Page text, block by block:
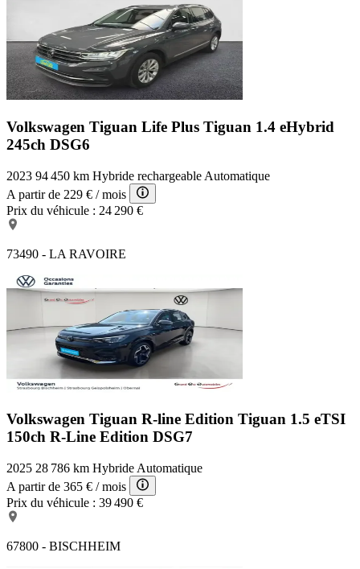
Volkswagen Tiguan Life Plus Tiguan 1.4 eHybrid
245ch DSG6
2023 94 450 km Hybride rechargeable Automatique
A partir de 229 € / mois
Prix du véhicule : 24 290 €
73490 - LA RAVOIRE
Volkswagen Tiguan R-line Edition Tiguan 1.5 eTSI
150ch R-Line Edition DSG7
2025 28 786 km Hybride Automatique
A partir de 365 € / mois
Prix du véhicule : 39 490 €
67800 - BISCHHEIM